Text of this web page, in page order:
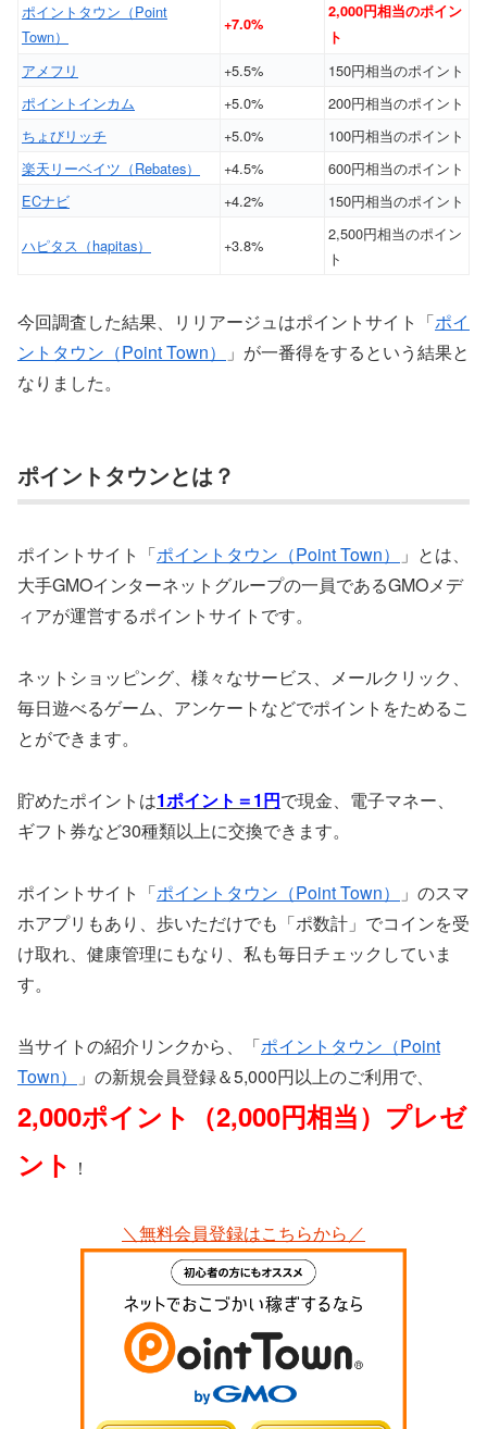
ポイントタウン（Point
Town）
+7.0%
2,000円相当のポイン
ト
アメフリ +5.5%
150円相当のポイント
ポイントインカム
+5.0%
200円相当のポイント
ちょびリッチ
+5.0%
100円相当のポイント
楽天リーベイツ（Rebates）
+4.5%
600円相当のポイント
ECナビ
+4.2% 150円相当のポイント
ハピタス（hapitas） +3.8%
2,500円相当のポイン
ト
今回調査した結果、リリアージュはポイントサイト「ポイ
ントタウン（Point Town）
」が一番得をするという結果と
なりました。
ポイントタウンとは？
ポイントサイト「ポイントタウン（Point Town）
」とは、
大手GMOインターネットグループの一員であるGMOメデ
ィアが運営するポイントサイトです。
ネットショッピング、様々なサービス、メールクリック、
毎日遊べるゲーム、アンケートなどでポイントをためるこ
とができます。
貯めたポイントは1ポイント＝1円で現金、電子マネー、
ギフト券など30種類以上に交換できます。
ポイントサイト「ポイントタウン（Point Town）
」のスマ
ホアプリもあり、歩いただけでも「ポ数計」でコインを受
け取れ、健康管理にもなり、私も毎日チェックしていま
す。
当サイトの紹介リンクから、「ポイントタウン（Point
Town）
」の新規会員登録＆5,000円以上のご利用で、
2,000ポイント（2,000円相当）プレゼ
ント ！
＼無料会員登録はこちらから／